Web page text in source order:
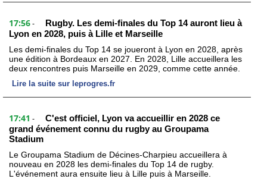
17:56 -
Rugby. Les demi-finales du Top 14 auront lieu à
Lyon en 2028, puis à Lille et Marseille
Les demi-finales du Top 14 se joueront à Lyon en 2028, après
une édition à Bordeaux en 2027. En 2028, Lille accueillera les
deux rencontres puis Marseille en 2029, comme cette année.
Lire la suite sur leprogres.fr
17:41 -
C'est officiel, Lyon va accueillir en 2028 ce
grand événement connu du rugby au Groupama
Stadium
Le Groupama Stadium de Décines-Charpieu accueillera à
nouveau en 2028 les demi-finales du Top 14 de rugby.
L'événement aura ensuite lieu à Lille puis à Marseille.